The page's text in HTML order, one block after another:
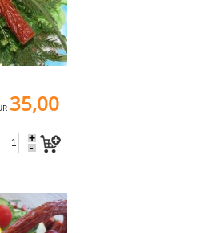
35,00
+
-